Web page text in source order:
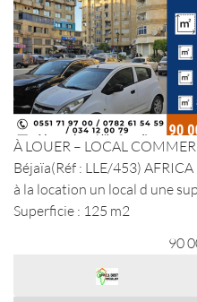
À LOUER – LOCAL
Béjaïa(Réf : LLE/453)
à la location un local d une
Superficie : 125 m2
90